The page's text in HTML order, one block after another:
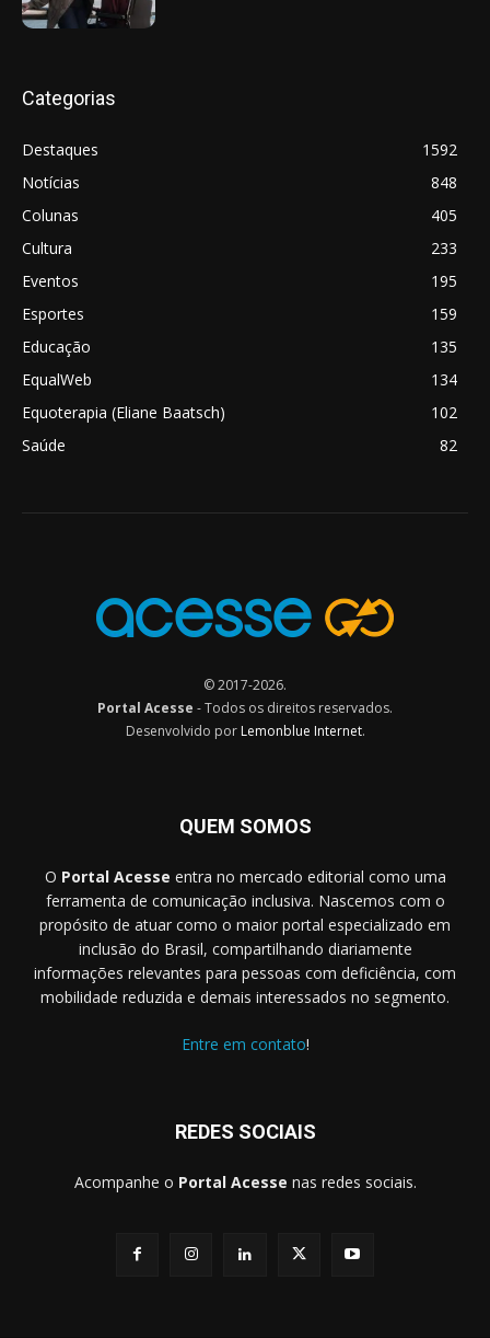
Categorias
Destaques
1592
Notícias
848
Colunas
405
Cultura
233
Eventos
195
Esportes
159
Educação
135
EqualWeb
134
Equoterapia (Eliane Baatsch)
102
Saúde
82
© 2017-2026.
Portal Acesse - Todos os direitos reservados.
Desenvolvido por Lemonblue Internet.
QUEM SOMOS
O Portal Acesse entra no mercado editorial como uma
ferramenta de comunicação inclusiva. Nascemos com o
propósito de atuar como o maior portal especializado em
inclusão do Brasil, compartilhando diariamente
informações relevantes para pessoas com deficiência, com
mobilidade reduzida e demais interessados no segmento.
Entre em contato!
REDES SOCIAIS
Acompanhe o Portal Acesse nas redes sociais.